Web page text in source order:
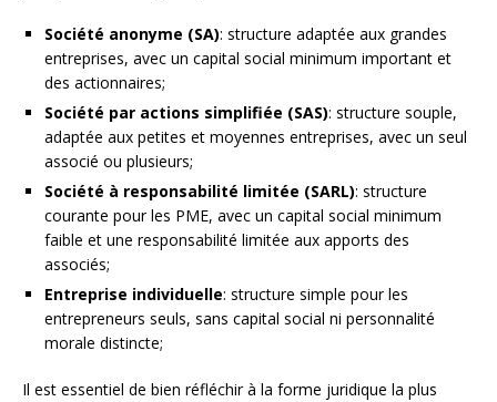
Société anonyme (SA): structure adaptée aux grandes
entreprises, avec un capital social minimum important et
des actionnaires;
Société par actions simplifiée (SAS): structure souple,
adaptée aux petites et moyennes entreprises, avec un seul
associé ou plusieurs;
Société à responsabilité limitée (SARL): structure
courante pour les PME, avec un capital social minimum
faible et une responsabilité limitée aux apports des
associés;
Entreprise individuelle: structure simple pour les
entrepreneurs seuls, sans capital social ni personnalité
morale distincte;
Il est essentiel de bien réfléchir à la forme juridique la plus